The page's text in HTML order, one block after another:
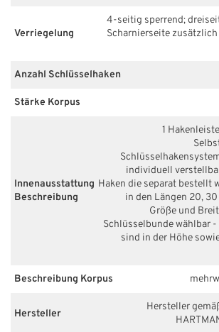
Verriegelung
4-seitig sperrend;
Scharnierseite
Anzahl Schlüsselhaken
Stärke Korpus
Innenausstattung
Beschreibung
1
individuell
Haken die separat bestellt
in den Längen 20,
Größe und
Schlüsselbunde wählbar
sind in der Höhe
Beschreibung Korpus
Hersteller
Hersteller